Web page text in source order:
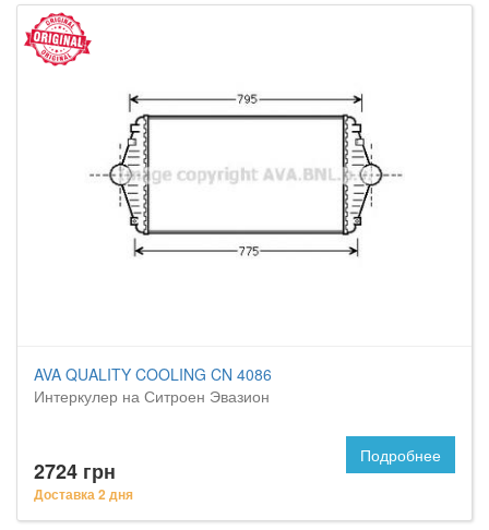
AVA QUALITY COOLING CN 4086
Интеркулер на Ситроен Эвазион
2724 грн
Доставка 2 дня
Подробнее